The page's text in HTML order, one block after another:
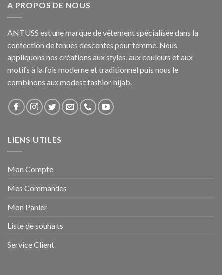
A PROPOS DE NOUS
ANTUSS est une marque de vêtement spécialisée dans la
confection de tenues descentes pour femme. Nous
appliquons nos créations aux styles, aux couleurs et aux
motifs à la fois moderne et traditionnel puis nous le
combinons aux modest fashion hijab.
LIENS UTILES
Mon Compte
Mes Commandes
Mon Panier
Liste de souhaits
Service Client